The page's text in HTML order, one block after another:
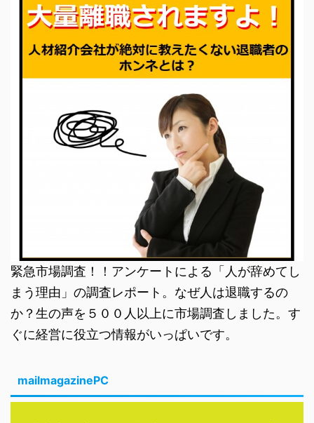
緊急市場調査！！アンケートによる「人が辞めてし
まう理由」の調査レポート。なぜ人は退職するの
か？生の声を５００人以上に市場調査しました。す
ぐに経営に役立つ情報がいっぱいです。
mailmagazinePC